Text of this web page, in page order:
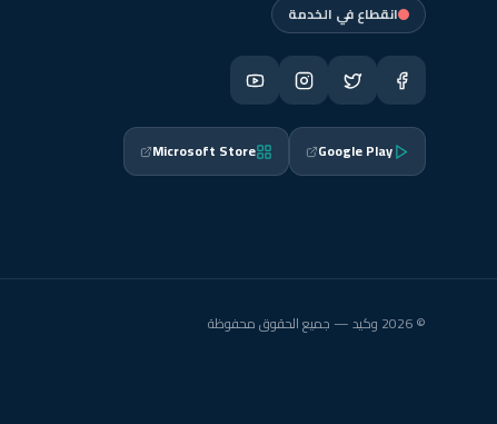
انقطاع في الخدمة
Google Play
Microsoft Store
© 2026 وكيد — جميع الحقوق محفوظة